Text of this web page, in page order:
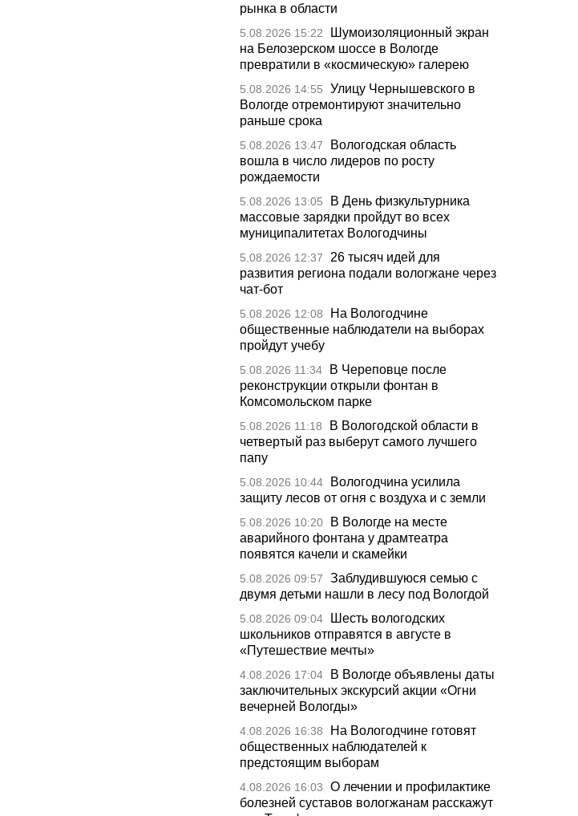
рынка в области
5.08.2026 15:22
Шумоизоляционный экран
на Белозерском шоссе в Вологде
превратили в «космическую» галерею
5.08.2026 14:55
Улицу Чернышевского в
Вологде отремонтируют значительно
раньше срока
5.08.2026 13:47
Вологодская область
вошла в число лидеров по росту
рождаемости
5.08.2026 13:05
В День физкультурника
массовые зарядки пройдут во всех
муниципалитетах Вологодчины
5.08.2026 12:37
26 тысяч идей для
развития региона подали вологжане через
чат-бот
5.08.2026 12:08
На Вологодчине
общественные наблюдатели на выборах
пройдут учебу
5.08.2026 11:34
В Череповце после
реконструкции открыли фонтан в
Комсомольском парке
5.08.2026 11:18
В Вологодской области в
четвертый раз выберут самого лучшего
папу
5.08.2026 10:44
Вологодчина усилила
защиту лесов от огня с воздуха и с земли
5.08.2026 10:20
В Вологде на месте
аварийного фонтана у драмтеатра
появятся качели и скамейки
5.08.2026 09:57
Заблудившуюся семью с
двумя детьми нашли в лесу под Вологдой
5.08.2026 09:04
Шесть вологодских
школьников отправятся в августе в
«Путешествие мечты»
4.08.2026 17:04
В Вологде объявлены даты
заключительных экскурсий акции «Огни
вечерней Вологды»
4.08.2026 16:38
На Вологодчине готовят
общественных наблюдателей к
предстоящим выборам
4.08.2026 16:03
О лечении и профилактике
болезней суставов вологжанам расскажут